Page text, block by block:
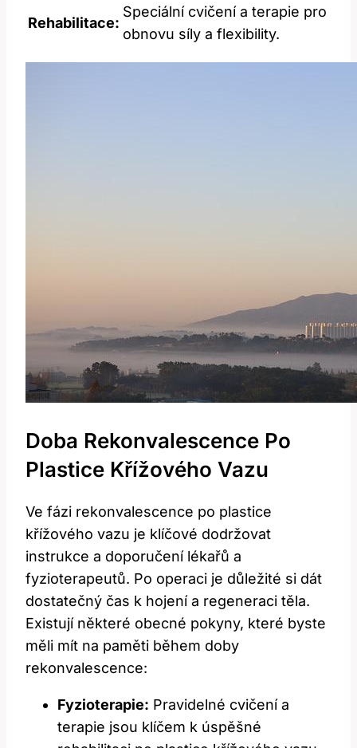
Rehabilitace:
Speciální cvičení a terapie pro
obnovu síly a flexibility.
Doba Rekonvalescence Po
Plastice Křížového Vazu
Ve fázi rekonvalescence po plastice
křížového vazu je klíčové dodržovat
instrukce a doporučení lékařů a
fyzioterapeutů. Po operaci je důležité si dát
dostatečný čas k hojení a regeneraci těla.
Existují některé obecné pokyny, které byste
měli mít na paměti během doby
rekonvalescence:
Fyzioterapie: Pravidelné cvičení a
terapie jsou klíčem k úspěšné